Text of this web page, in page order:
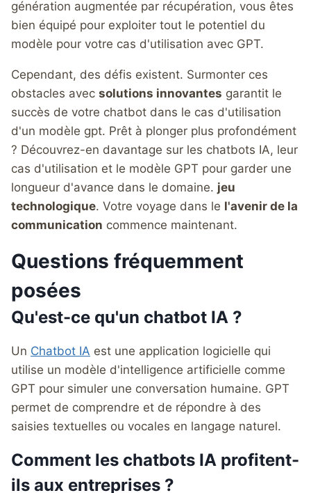
génération augmentée par récupération, vous êtes
bien équipé pour exploiter tout le potentiel du
modèle pour votre cas d'utilisation avec GPT.
Cependant, des défis existent. Surmonter ces
obstacles avec solutions innovantes garantit le
succès de votre chatbot dans le cas d'utilisation
d'un modèle gpt. Prêt à plonger plus profondément
? Découvrez-en davantage sur les chatbots IA, leur
cas d'utilisation et le modèle GPT pour garder une
longueur d'avance dans le domaine. jeu
technologique. Votre voyage dans le l'avenir de la
communication commence maintenant.
Questions fréquemment
posées
Qu'est-ce qu'un chatbot IA ?
Un Chatbot IA est une application logicielle qui
utilise un modèle d'intelligence artificielle comme
GPT pour simuler une conversation humaine. GPT
permet de comprendre et de répondre à des
saisies textuelles ou vocales en langage naturel.
Comment les chatbots IA profitent-
ils aux entreprises ?